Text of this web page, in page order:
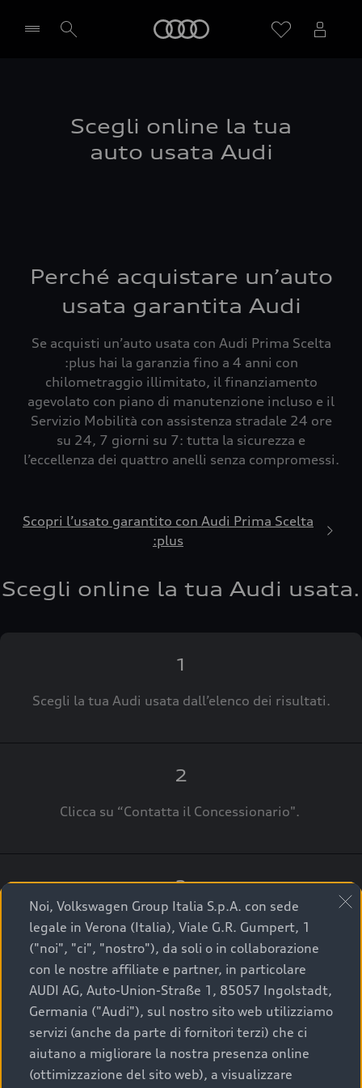
Scegli online la tua
auto usata Audi
Perché acquistare un’auto
usata garantita Audi
Se acquisti un’auto usata con Audi Prima Scelta
:plus hai la garanzia fino a 4 anni con
chilometraggio illimitato, il finanziamento
agevolato con piano di manutenzione incluso e il
Servizio Mobilità con assistenza stradale 24 ore
su 24, 7 giorni su 7: tutta la sicurezza e
l’eccellenza dei quattro anelli senza compromessi.
Scopri l’usato garantito con Audi Prima Scelta
:plus
Scegli online la tua Audi usata.
1
Scegli la tua Audi usata dall’elenco dei risultati.
2
Clicca su “Contatta il Concessionario".
3
A breve verrai ricontattato dal Customer Care
Audi Center o direttamente dal Concessionario
che ti supporterà per finalizzare la tua richiesta.
La qualità di acquistare
Noi, Volkswagen Group Italia S.p.A. con sede
legale in Verona (Italia), Viale G.R. Gumpert, 1
("noi", "ci", "nostro"), da soli o in collaborazione
con le nostre affiliate e partner, in particolare
AUDI AG, Auto-Union-Straße 1, 85057 Ingolstadt,
Germania ("Audi"), sul nostro sito web utilizziamo
servizi (anche da parte di fornitori terzi) che ci
aiutano a migliorare la nostra presenza online
(ottimizzazione del sito web), a visualizzare